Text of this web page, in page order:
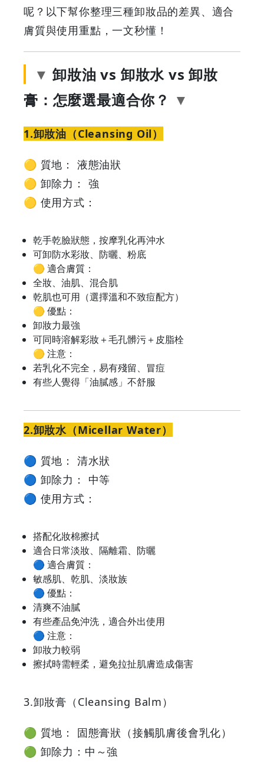
膏：
你？
GOODEAL
Your
Coupons
Discounts
呢？以下幫你整理三種卸妝品的差異、適合
膚質與使用重點，一文秒懂！
卸妝油 vs 卸妝水 vs 卸妝
膏：怎麼選最適合你？
1.卸妝油（Cleansing Oil）
🟡 質地： 液態油狀
🟡 卸除力： 強
🟡 使用方式：
乾手乾臉狀態，按摩乳化再沖水
可卸防水彩妝、防曬、粉底
🟡 適合膚質：
全妝、油肌、混合肌
乾肌也可用（選擇溫和不致痘配方）
🟡 優點：
卸妝力最強
可同時溶解彩妝＋毛孔髒污＋皮脂栓
🟡 注意：
若乳化不完全，易有殘留、冒痘
有些人覺得「油膩感」不舒服
2.卸妝水（Micellar Water）
🔵 質地： 清水狀
🔵 卸除力： 中等
🔵 使用方式：
搭配化妝棉擦拭
適合日常淡妝、隔離霜、防曬
🔵 適合膚質：
敏感肌、乾肌、淡妝族
🔵 優點：
清爽不油膩
有些產品免沖洗，適合外出使用
🔵 注意：
卸妝力較弱
擦拭時需輕柔，避免拉扯肌膚造成傷害
3.卸妝膏（Cleansing Balm）
🟢 質地： 固態膏狀（接觸肌膚後會乳化）
🟢 卸除力：中～強